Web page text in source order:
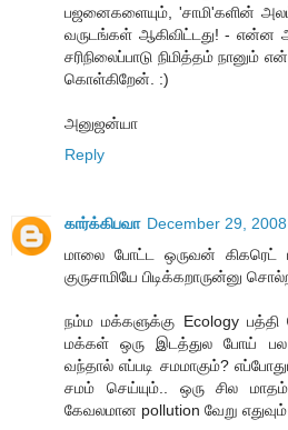
பஜனைகளையும், 'சாமி'களின்
வருடங்கள் ஆகிவிட்டது! - என்ன
சரிநிலைப்பாடு நிமித்தம்
கொள்கிறேன். :)
அனுஜன்யா
Reply
கார்க்கிபவா December 29,
மாலை போட்ட ஒருவன் கிகரெட்
குருசாமியே பிடிக்கறாருன்னு
நம்ம மக்களுக்கு Ecology பத்தி
மக்கள் ஒரு இடத்துல போய்
வந்தால் எப்படி சமமாகும்?
சமம் செய்யும்.. ஒரு சில
கேவலமான pollution வேறு எதுவும்